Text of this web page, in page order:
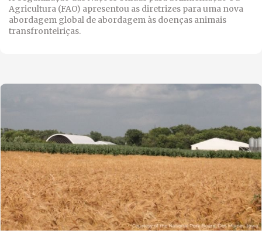
Agricultura (FAO) apresentou as diretrizes para uma nova
abordagem global de abordagem às doenças animais
transfronteiriças.